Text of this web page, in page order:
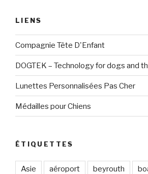
LIENS
Compagnie Tête D'Enfant
DOGTEK – Technology for dogs and
Lunettes Personnalisées Pas Cher
Médailles pour Chiens
ÉTIQUETTES
Asie aéroport beyrouth